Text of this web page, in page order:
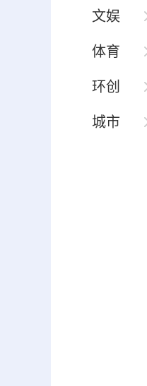
文娱
体育
环创
城市